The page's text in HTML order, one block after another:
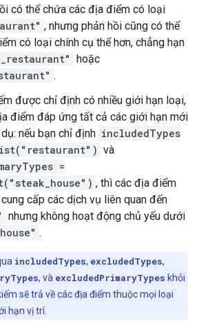
có thể chứa các địa điểm có loại
, nhưng phản hồi cũng có thể
có loại chính cụ thể hơn, chẳng hạn
hoặc
.
được chỉ định có nhiều giới hạn loại,
điểm đáp ứng tất cả các giới hạn mới
nếu bạn chỉ định includedTypes
và
=
, thì các địa điểm
cấp các dịch vụ liên quan đến
nhưng không hoạt động chủ yếu dưới
.
includedTypes, excludedTypes,
, và excludedPrimaryTypes khỏi
sẽ trả về các địa điểm thuộc mọi loại
hạn vị trí.